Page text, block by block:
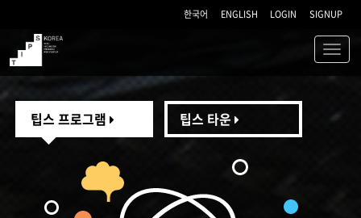
한국어 ENGLISH LOGIN SIGNUP
TIPS
팁스 프로그램 팁스 타운